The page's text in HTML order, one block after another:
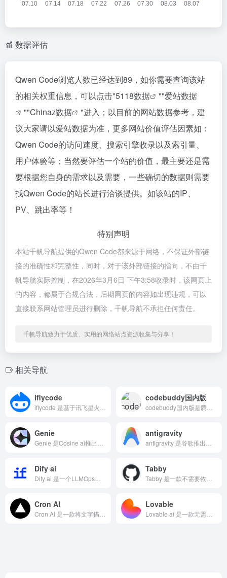
数据评估
Qwen Code浏览人数已经达到89，如你需要查询该站
的相关权重信息，可以点击"5118数据 ""爱站数据
""Chinaz数据
"进入；以目前的网站数据参考，建
议大家请以爱站数据为准，更多网站价值评估因素如：
Qwen Code的访问速度、搜索引擎收录以及索引量、
用户体验等；当然要评估一个站的价值，最主要还是需
要根据您自身的需求以及需要，一些确切的数据则需要
找Qwen Code的站长进行洽谈提供。如该站的IP、
PV、跳出率等！
特别声明
本站千帆导航提供的Qwen Code都来源于网络，不保证外部链
接的准确性和完整性，同时，对于该外部链接的指向，不由千
帆导航实际控制，在2026年3月6日 下午3:58收录时，该网页上
的内容，都属于合规合法，后期网页的内容如出现违规，可以
直接联系网站管理员进行删除，千帆导航不承担任何责任。
千帆导航致力于优质、实用的网络站点资源收集与分享！
相关导航
iflycode codebuddy国内版
Genie antigravity
Dify ai Tabby
Cron AI Lovable